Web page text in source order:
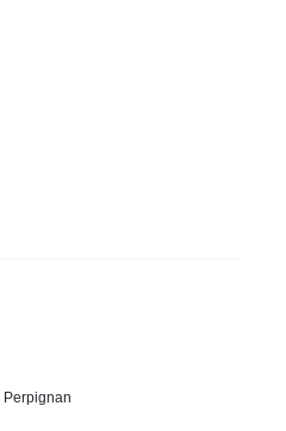
Perpignan